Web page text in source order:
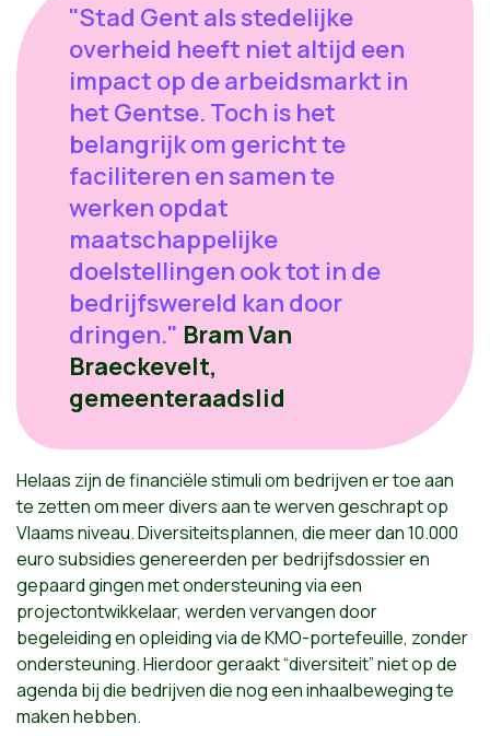
"Stad Gent als stedelijke
overheid heeft niet altijd een
impact op de arbeidsmarkt in
het Gentse. Toch is het
belangrijk om gericht te
faciliteren en samen te
werken opdat
maatschappelijke
doelstellingen ook tot in de
bedrijfswereld kan door
dringen." Bram Van
Braeckevelt,
gemeenteraadslid
Helaas zijn de financiële stimuli om bedrijven er toe aan
te zetten om meer divers aan te werven geschrapt op
Vlaams niveau. Diversiteitsplannen, die meer dan 10.000
euro subsidies genereerden per bedrijfsdossier en
gepaard gingen met ondersteuning via een
projectontwikkelaar, werden vervangen door
begeleiding en opleiding via de KMO-portefeuille, zonder
ondersteuning. Hierdoor geraakt “diversiteit” niet op de
agenda bij die bedrijven die nog een inhaalbeweging te
maken hebben.